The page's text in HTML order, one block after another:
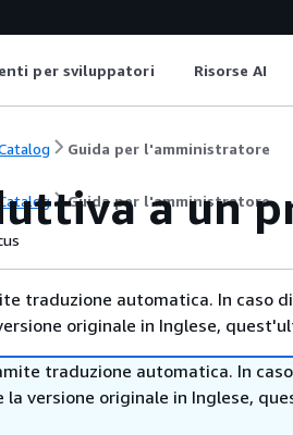
per sviluppatori Risorse AI
Guida per l'amministratore
Guida per l'amministratore
a un
traduzione automatica. In caso
originale in Inglese,
traduzione automatica. In
versione originale in Inglese,